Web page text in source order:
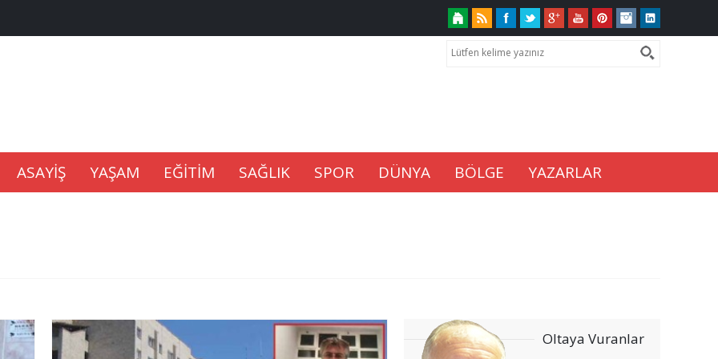
Geliyor
ASAYİŞ YAŞAM EĞİTİM SAĞLIK SPOR DÜNYA BÖLGE YAZARLAR
Oltaya Vuranlar